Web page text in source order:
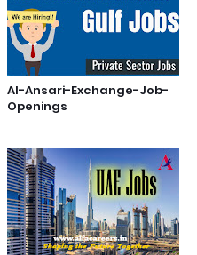
Al-Ansari-Exchange-Job-
Openings